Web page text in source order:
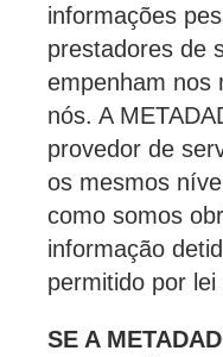
informações
prestadores de
empenham nos
nós. A
provedor de
os mesmos
como somos
informação
permitido por lei
SE A